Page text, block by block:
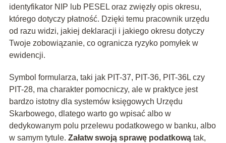
identyfikator NIP lub PESEL oraz zwięzły opis okresu,
którego dotyczy płatność. Dzięki temu pracownik urzędu
od razu widzi, jakiej deklaracji i jakiego okresu dotyczy
Twoje zobowiązanie, co ogranicza ryzyko pomyłek w
ewidencji.
Symbol formularza, taki jak PIT-37, PIT-36, PIT-36L czy
PIT-28, ma charakter pomocniczy, ale w praktyce jest
bardzo istotny dla systemów księgowych Urzędu
Skarbowego, dlatego warto go wpisać albo w
dedykowanym polu przelewu podatkowego w banku, albo
w samym tytule. Załatw swoją sprawę podatkowątak,